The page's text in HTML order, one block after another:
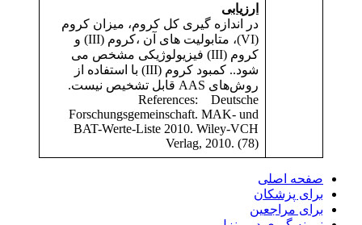
ارزیابی
در اندازه گیری کل کروم، میزان کروم
(VI)، متابولیت های آن ،کروم (III) و
کروم (III) فیزیولوژیکی مشخص می
شود.. کمبود کروم (III) با استفاده از
روش‌های AAS قابل تشخیص نیست.
References: Deutsche
Forschungsgemeinschaft. MAK- und
BAT-Werte-Liste 2010. Wiley-VCH
Verlag, 2010. (78)
صفحه اصلی
برای پزشکان
برای مراجعین